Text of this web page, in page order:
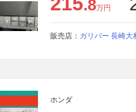
.8万円
販売店： ガリバー 長崎大
ホンダ